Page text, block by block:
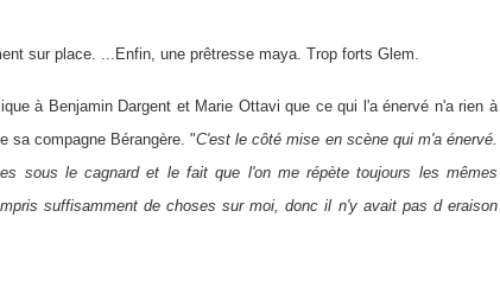
sur place. ...Enfin, une prêtresse maya. Trop forts Glem.
à Benjamin Dargent et Marie Ottavi que ce qui l'a énervé n'a rien à
sa compagne Bérangère. "C'est le côté mise en scène qui m'a énervé.
sous le cagnard et le fait que l'on me répète toujours les mêmes
suffisamment de choses sur moi, donc il n'y avait pas d eraison